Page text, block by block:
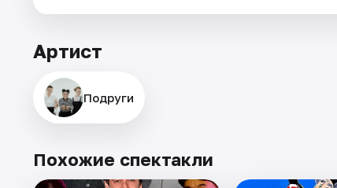
Артист
Подруги
Похожие спектакли